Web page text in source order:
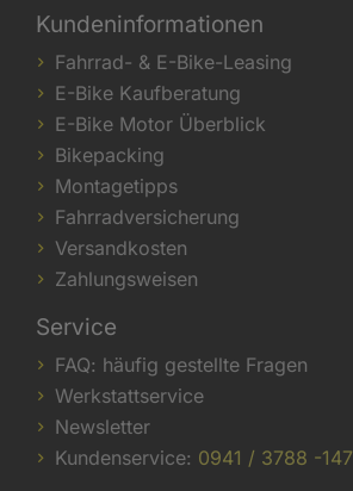
Kundeninformationen
Fahrrad- & E-Bike-Leasing
E-Bike Kaufberatung
E-Bike Motor Überblick
Bikepacking
Montagetipps
Fahrradversicherung
Versandkosten
Zahlungsweisen
Service
FAQ: häufig gestellte Fragen
Werkstattservice
Newsletter
Kundenservice: 0941 / 3788 -147